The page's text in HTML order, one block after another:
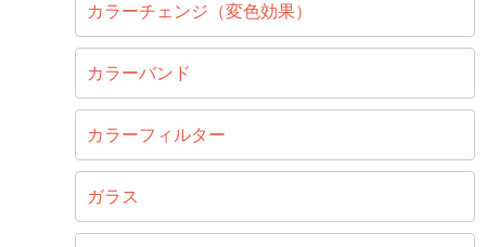
カラーチェンジ（変色効果）
カラーバンド
カラーフィルター
ガラス